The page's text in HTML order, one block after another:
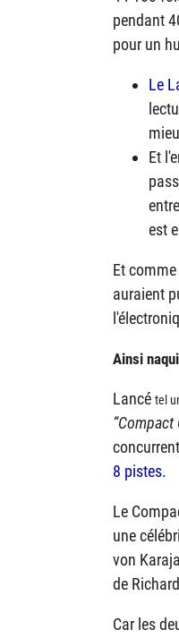
pendant
pour un
Le
Et
est
Et
auraient
Ainsi
Lancé tel
Compact
8 pistes.
Le
une
von
de
Car les